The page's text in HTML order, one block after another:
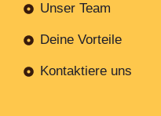
Unser Team
Deine Vorteile
Kontaktiere uns